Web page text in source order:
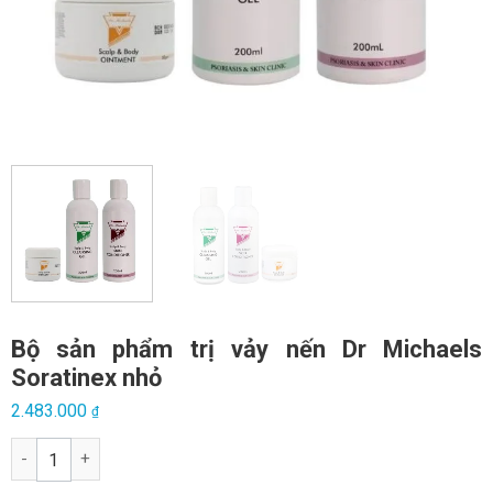
Bộ sản phẩm trị vảy nến Dr Michaels
Soratinex nhỏ
2.483.000 ₫